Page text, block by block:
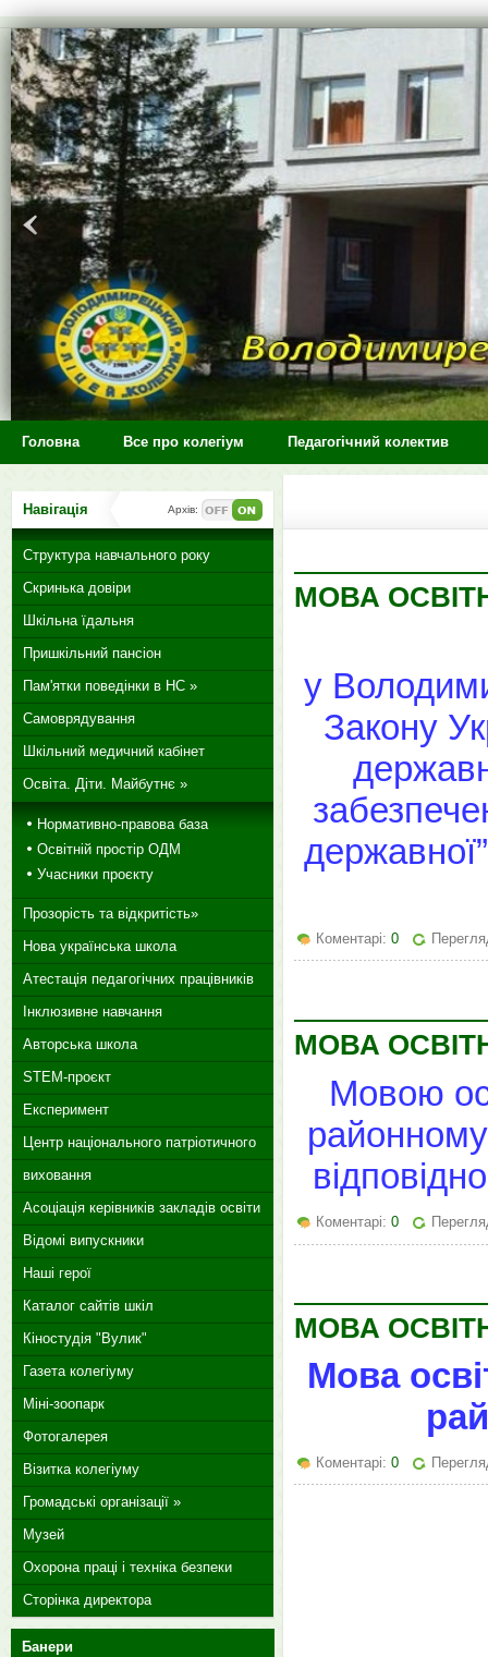
>
Головна Все про колегіум Педагогічний колектив
МОВА
у
Закону
Коментарі: 0
МОВА
Мовою
Коментарі: 0
МОВА
Мова
Коментарі: 0
Навігація Архів:
Структура навчального року
Скринька довіри
Шкільна їдальня
Пришкільний пансіон
Пам'ятки поведінки в НС »
Самоврядування
Шкільний медичний кабінет
Освіта. Діти. Майбутнє »
Нормативно-правова база
Освітній простір ОДМ
Учасники проєкту
Прозорість та відкритість»
Нова українська школа
Атестація педагогічних працівників
Інклюзивне навчання
Авторська школа
STEM-проєкт
Експеримент
Центр національного патріотичного
виховання
Асоціація керівників закладів освіти
Відомі випускники
Наші герої
Каталог сайтів шкіл
Кіностудія "Вулик"
Газета колегіуму
Міні-зоопарк
Фотогалерея
Візитка колегіуму
Громадські організації »
Музей
Охорона праці і техніка безпеки
Сторінка директора
Банери